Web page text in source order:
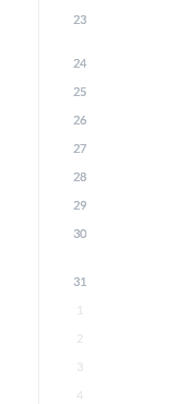
23
24
25
26
27
28
29
30
31
1
2
3
4